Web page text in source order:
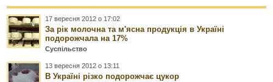
17 вересня 2012 о 17:02
За рік молочна та м'ясна продукція в Україні
подорожчала на 17%
Суспільство
13 вересня 2012 о 13:11
В Україні різко подорожчає цукор